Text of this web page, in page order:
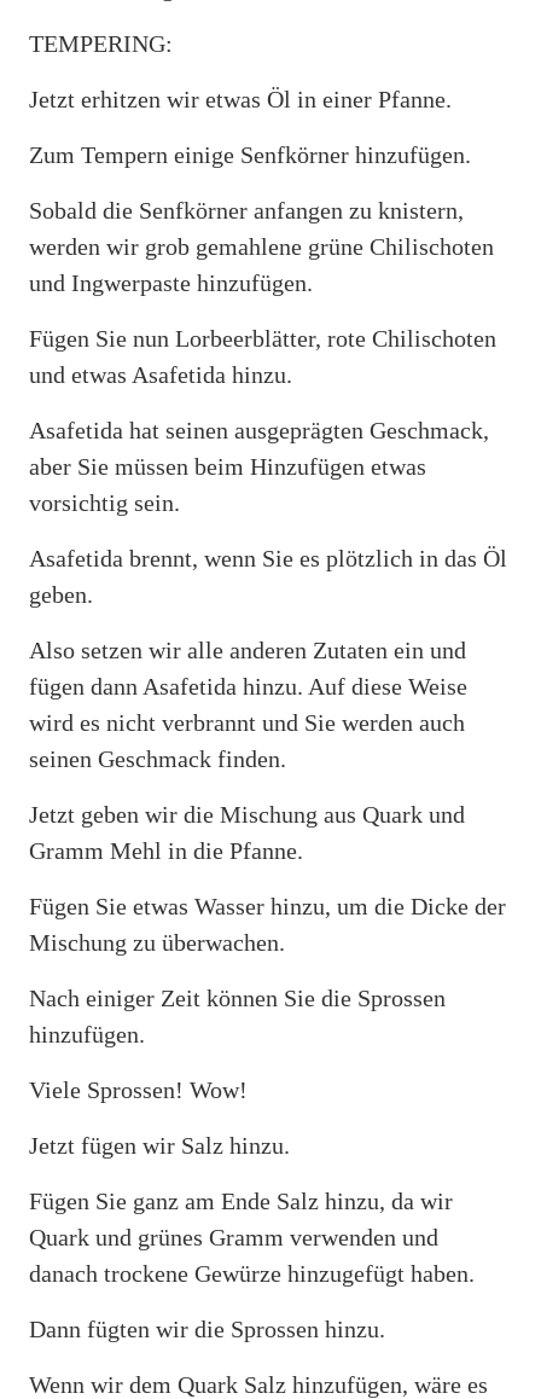
TEMPERING:
Jetzt erhitzen wir etwas Öl in einer Pfanne.
Zum Tempern einige Senfkörner hinzufügen.
Sobald die Senfkörner anfangen zu knistern,
werden wir grob gemahlene grüne Chilischoten
und Ingwerpaste hinzufügen.
Fügen Sie nun Lorbeerblätter, rote Chilischoten
und etwas Asafetida hinzu.
Asafetida hat seinen ausgeprägten Geschmack,
aber Sie müssen beim Hinzufügen etwas
vorsichtig sein.
Asafetida brennt, wenn Sie es plötzlich in das Öl
geben.
Also setzen wir alle anderen Zutaten ein und
fügen dann Asafetida hinzu. Auf diese Weise
wird es nicht verbrannt und Sie werden auch
seinen Geschmack finden.
Jetzt geben wir die Mischung aus Quark und
Gramm Mehl in die Pfanne.
Fügen Sie etwas Wasser hinzu, um die Dicke der
Mischung zu überwachen.
Nach einiger Zeit können Sie die Sprossen
hinzufügen.
Viele Sprossen! Wow!
Jetzt fügen wir Salz hinzu.
Fügen Sie ganz am Ende Salz hinzu, da wir
Quark und grünes Gramm verwenden und
danach trockene Gewürze hinzugefügt haben.
Dann fügten wir die Sprossen hinzu.
Wenn wir dem Quark Salz hinzufügen, wäre es